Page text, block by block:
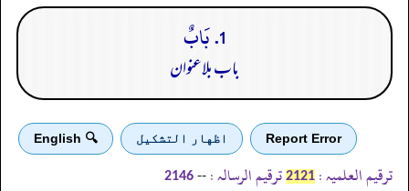
1. بَابٌ
باب بلاعنوان
Report Error اظهار التشكيل 🔍 English
ترقیم العلمیہ : 2121 ترقیم الرسالہ : --
2146